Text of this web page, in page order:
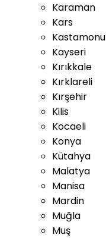
Karaman
Kars
Kastamonu
Kayseri
Kırıkkale
Kırklareli
Kırşehir
Kilis
Kocaeli
Konya
Kütahya
Malatya
Manisa
Mardin
Muğla
Muş